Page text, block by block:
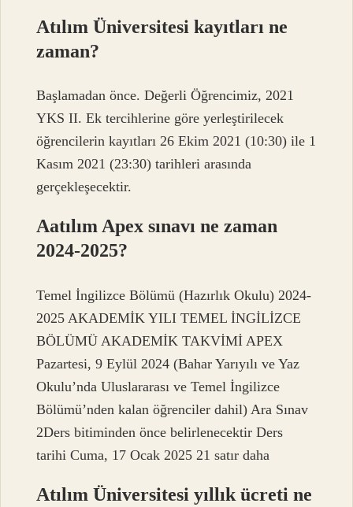
Atılım Üniversitesi kayıtları ne
zaman?
Başlamadan önce. Değerli Öğrencimiz, 2021
YKS II. Ek tercihlerine göre yerleştirilecek
öğrencilerin kayıtları 26 Ekim 2021 (10:30) ile 1
Kasım 2021 (23:30) tarihleri ​​arasında
gerçekleşecektir.
Aatılım Apex sınavı ne zaman
2024-2025?
Temel İngilizce Bölümü (Hazırlık Okulu) 2024-
2025 AKADEMİK YILI TEMEL İNGİLİZCE
BÖLÜMÜ AKADEMİK TAKVİMİ APEX
Pazartesi, 9 Eylül 2024 (Bahar Yarıyılı ve Yaz
Okulu’nda Uluslararası ve Temel İngilizce
Bölümü’nden kalan öğrenciler dahil) Ara Sınav
2Ders bitiminden önce belirlenecektir Ders
tarihi Cuma, 17 Ocak 2025 21 satır daha
Atılım Üniversitesi yıllık ücreti ne